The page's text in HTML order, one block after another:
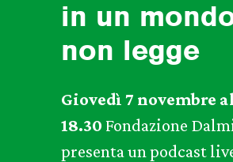
in un
non legge
Giovedì 7 novembre
18.30 Fondazione
presenta un podcast